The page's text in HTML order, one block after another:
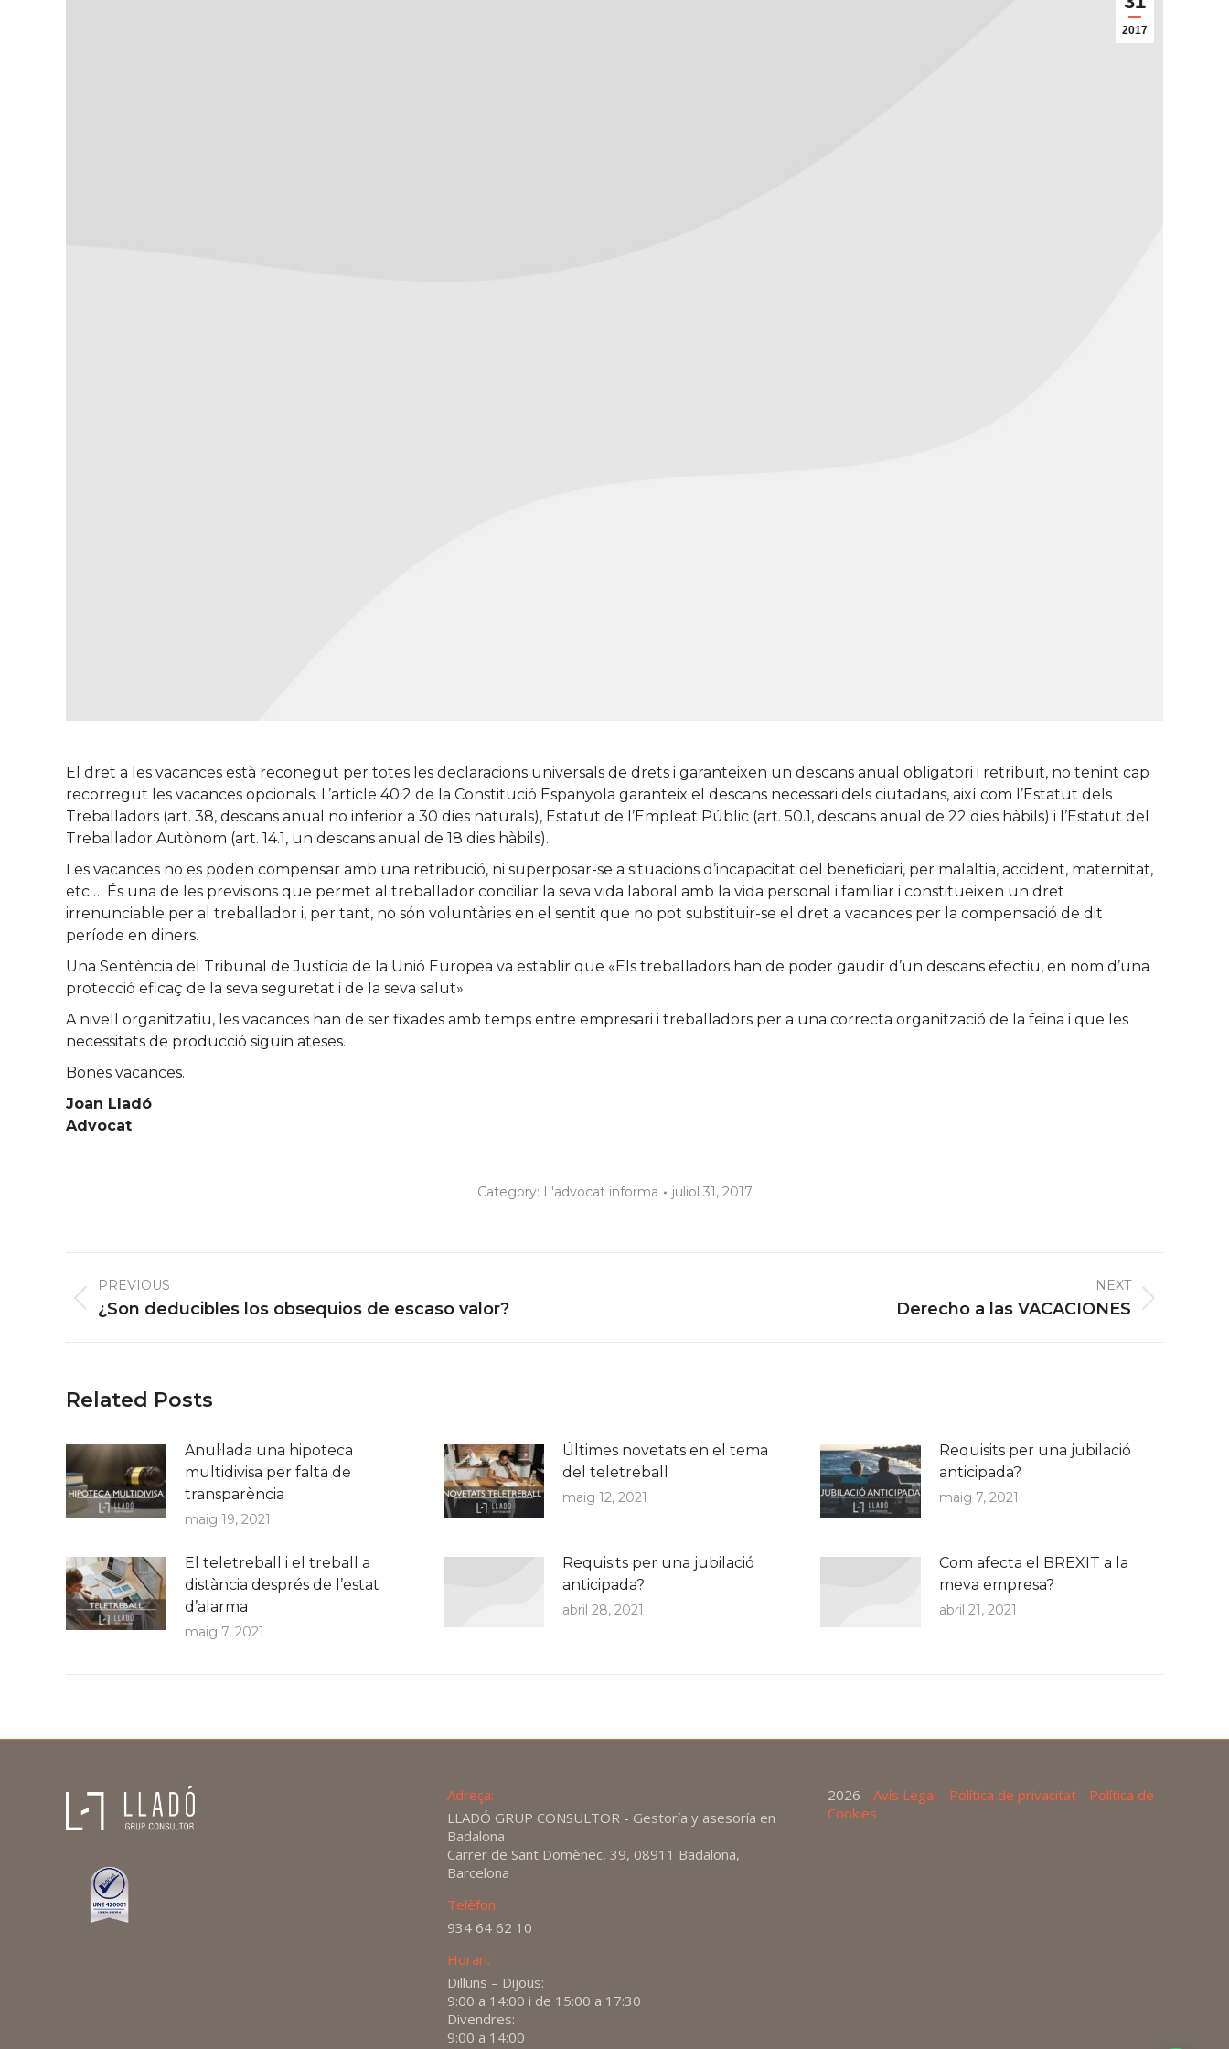
2017
El dret a les vacances està reconegut per totes les declaracions universals de drets i garanteixen un descans anual obligatori i retribuït, no tenint cap
recorregut les vacances opcionals. L’article 40.2 de la Constitució Espanyola garanteix el descans necessari dels ciutadans, així com l’Estatut dels
Treballadors (art. 38, descans anual no inferior a 30 dies naturals), Estatut de l’Empleat Públic (art. 50.1, descans anual de 22 dies hàbils) i l’Estatut del
Treballador Autònom (art. 14.1, un descans anual de 18 dies hàbils).
Les vacances no es poden compensar amb una retribució, ni superposar-se a situacions d’incapacitat del beneficiari, per malaltia, accident, maternitat,
etc … És una de les previsions que permet al treballador conciliar la seva vida laboral amb la vida personal i familiar i constitueixen un dret
irrenunciable per al treballador i, per tant, no són voluntàries en el sentit que no pot substituir-se el dret a vacances per la compensació de dit
període en diners.
Una Sentència del Tribunal de Justícia de la Unió Europea va establir que «Els treballadors han de poder gaudir d’un descans efectiu, en nom d’una
protecció eficaç de la seva seguretat i de la seva salut».
A nivell organitzatiu, les vacances han de ser fixades amb temps entre empresari i treballadors per a una correcta organització de la feina i que les
necessitats de producció siguin ateses.
Bones vacances.
Joan Lladó
Advocat
Category: L'advocat informa juliol 31, 2017
navigation
PREVIOUS
Previous
¿Son deducibles los obsequios de escaso valor?
NEXT
Derecho a las VACACIONES
Related Posts
Anul·lada una hipoteca
multidivisa per falta de
transparència
maig 19, 2021
Últimes novetats en el tema
del teletreball
maig 12, 2021
Requisits per una jubilació
anticipada?
maig 7, 2021
El teletreball i el treball a
distància després de l’estat
d’alarma
maig 7, 2021
Requisits per una jubilació
anticipada?
abril 28, 2021
Com afecta el BREXIT a la
meva empresa?
abril 21, 2021
Adreça:
LLADÓ GRUP CONSULTOR - Gestoría y asesoría en
Badalona
Carrer de Sant Domènec, 39, 08911 Badalona,
Barcelona
Telèfon:
934 64 62 10
Horari:
Dilluns – Dijous:
9:00 a 14:00 i de 15:00 a 17:30
Divendres:
9:00 a 14:00
2026 -Avís Legal - Política de privacitat - Política de
Cookies